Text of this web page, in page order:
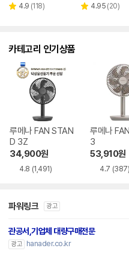
별 4.9 리
(118)
페이
별 4.95 리
(20)
카테고리 인기상품
루메나 FAN STAN
D 3Z
34,900원
4.8 (1,491)
루메나
3
53,910원
4.7 (387)
파워링크 광고
관공서,기업체 대량구매전문
광고
hanader.co.kr